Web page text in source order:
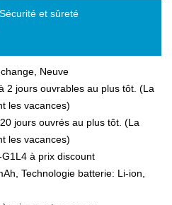
Sécurité et sûreté
Neuve
2 jours ouvrables au plus tôt. (La
les vacances)
jours ouvrés au plus tôt. (La
les vacances)
à prix discount
Technologie batterie: Li-ion,